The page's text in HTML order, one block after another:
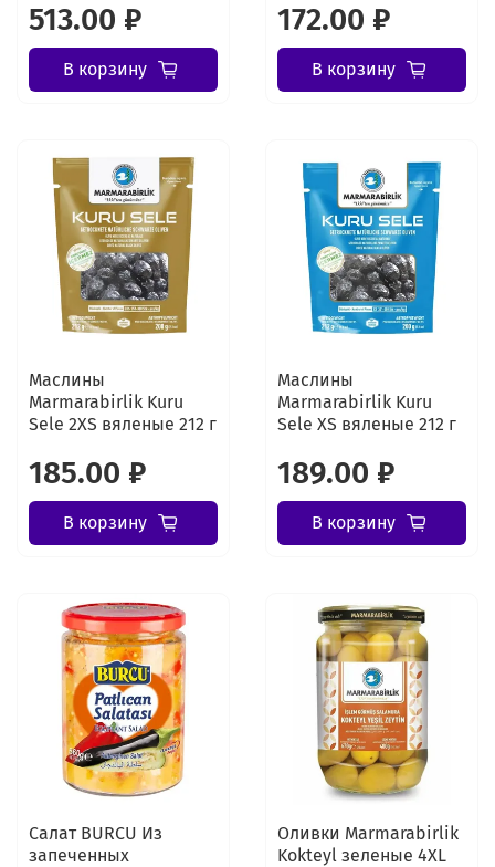
513.00 ₽
В корзину
172.00 ₽
В корзину
Маслины
Marmarabirlik Kuru
Sele 2XS вяленые 212 г
185.00 ₽
В корзину
Маслины
Marmarabirlik Kuru
Sele XS вяленые 212 г
189.00 ₽
В корзину
Салат BURCU Из
запеченных
Оливки Marmarabirlik
Kokteyl зеленые 4XL